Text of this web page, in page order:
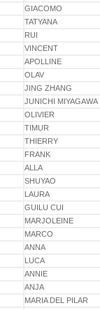
GIACOMO
TATYANA
RUI
VINCENT
APOLLINE
OLAV
JING ZHANG
JUNICHI MIYAGAWA
OLIVIER
TIMUR
THIERRY
FRANK
ALLA
SHUYAO
LAURA
GUILU CUI
MARJOLEINE
MARCO
ANNA
LUCA
ANNIE
ANJA
MARIA DEL PILAR